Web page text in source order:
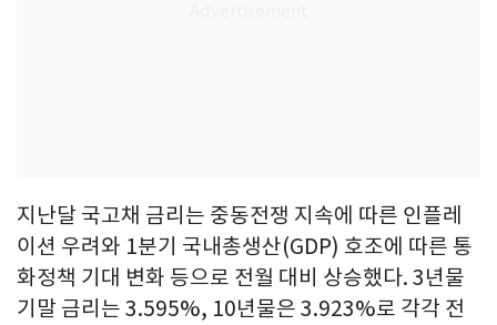
지난달 국고채 금리는 중동전쟁 지속에 따른 인플레
이션 우려와 1분기 국내총생산(GDP) 호조에 따른 통
화정책 기대 변화 등으로 전월 대비 상승했다. 3년물
기말 금리는 3.595%, 10년물은 3.923%로 각각 전